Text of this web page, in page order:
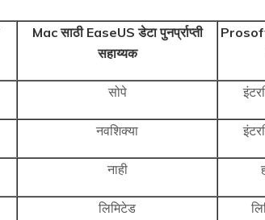
Mac साठी EaseUS डेटा पुनर्प्राप्ती
सहाय्यक
सोपे
नवशिक्या
नाही
लिमिटेड